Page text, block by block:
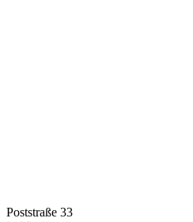
Poststraße 33